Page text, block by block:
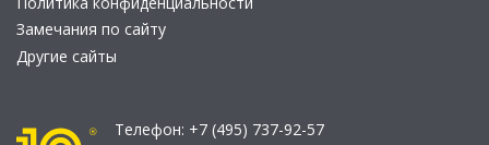
Замечания по сайту
Другие сайты
Телефон: +7 (495) 737-92-57